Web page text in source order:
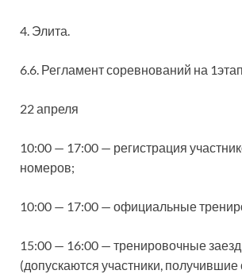
4. Элита.
6.6. Регламент соревнований на
22 апреля
10:00 — 17:00 — регистрация
номеров;
10:00 — 17:00 — официальные
15:00 — 16:00 — тренировочные
(допускаются участники,